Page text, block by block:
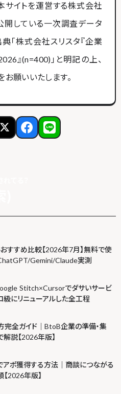
サイトを運営する株式会社
開している一次調査データ
「株式会社スリスタ『企業
』(n=400)」と明記の上、
願いいたします。
すすめ比較【2026年7月】無料で使
Gemini/Claude実測
Stitch×Cursorでダサいサービ
にリニューアルした全工程
完全ガイド｜BtoB企業の準備・集
説【2026年版】
アポ獲得する方法｜商談につながる
2026年版】